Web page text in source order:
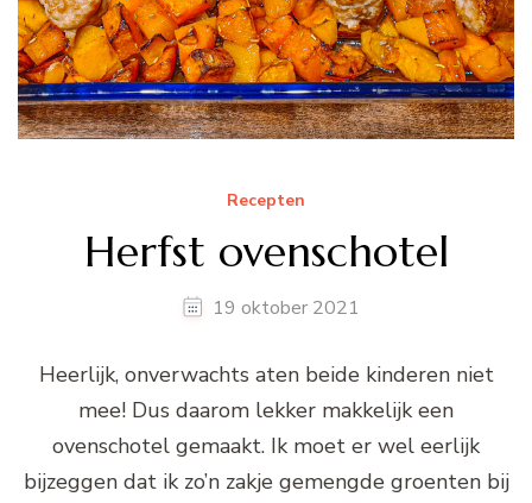
Recepten
Herfst ovenschotel
19 oktober 2021
Heerlijk, onverwachts aten beide kinderen niet
mee! Dus daarom lekker makkelijk een
ovenschotel gemaakt. Ik moet er wel eerlijk
bijzeggen dat ik zo’n zakje gemengde groenten bij